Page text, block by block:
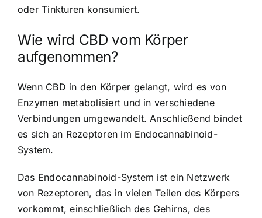
oder Tinkturen konsumiert.
Wie wird CBD vom Körper
aufgenommen?
Wenn CBD in den Körper gelangt, wird es von
Enzymen metabolisiert und in verschiedene
Verbindungen umgewandelt. Anschließend bindet
es sich an Rezeptoren im Endocannabinoid-
System.
Das Endocannabinoid-System ist ein Netzwerk
von Rezeptoren, das in vielen Teilen des Körpers
vorkommt, einschließlich des Gehirns, des